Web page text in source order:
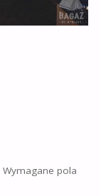
Wymagane pola